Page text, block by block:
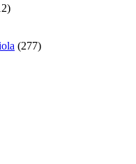
(277)